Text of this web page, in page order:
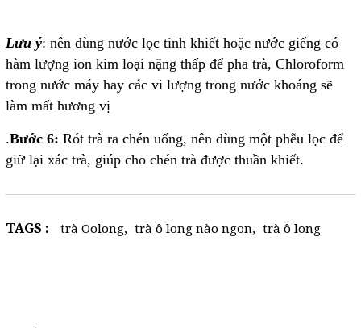
Lưu ý: nên dùng nước lọc tinh khiết hoặc nước giếng có
hàm lượng ion kim loại nặng thấp để pha trà, Chloroform
trong nước máy hay các vi lượng trong nước khoáng sẽ
làm mất hương vị
.Bước 6: Rót trà ra chén uống, nên dùng một phễu lọc để
giữ lại xác trà, giúp cho chén trà được thuần khiết.
TAGS : trà Oolong, trà ô long nào ngon, trà ô long